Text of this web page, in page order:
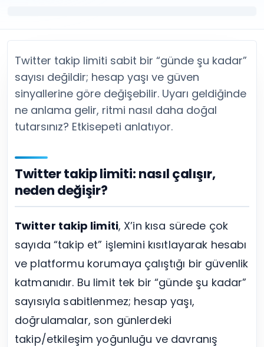
Twitter (X) Retweet Satın Al
Twitter (X) Video İzlenme Satın Al
Tümünü Gör
YouTube
YouTube Abone Satın Al
YouTube Beğeni Satın Al
YouTube İzlenme Satın Al
YouTube Yorum Satın Al
Facebook
Facebook Beğeni Satın Al
Facebook Takipçi Satın Al
Facebook Yorum Satın Al
Tümünü Gör
Tümünü Gör
Diğer ücretsiz araçlar
Facebook Araçları
LinkedIn Araçları
Spotify Araçları
Telegram Araçları
Twitch Araçları
SoundCloud Araçları
Tümünü Gör
Twitter takip limiti sabit bir “günde şu kadar”
sayısı değildir; hesap yaşı ve güven
sinyallerine göre değişebilir. Uyarı geldiğinde
ne anlama gelir, ritmi nasıl daha doğal
tutarsınız? Etkisepeti anlatıyor.
Twitter takip limiti: nasıl çalışır,
neden değişir?
Twitter takip limiti, X’in kısa sürede çok
sayıda “takip et” işlemini kısıtlayarak hesabı
ve platformu korumaya çalıştığı bir güvenlik
katmanıdır. Bu limit tek bir “günde şu kadar”
sayısıyla sabitlenmez; hesap yaşı,
doğrulamalar, son günlerdeki
takip/etkileşim yoğunluğu ve davranış